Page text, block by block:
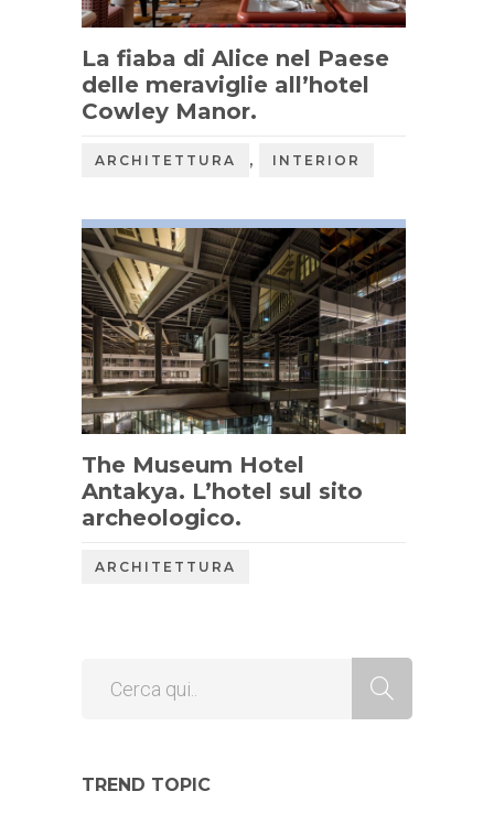
La fiaba di Alice nel Paese
delle meraviglie all’hotel
Cowley Manor.
ARCHITETTURA , INTERIOR
The Museum Hotel
Antakya. L’hotel sul sito
archeologico.
ARCHITETTURA
TREND TOPIC